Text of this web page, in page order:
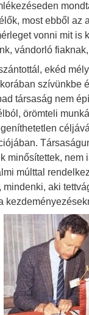
most ebből az
vonni mit is
vándorló
ekéd
szívünkbe
társaság nem
örömteli
minősítettek, nem
múlttal
aki